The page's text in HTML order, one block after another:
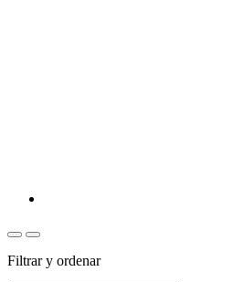
Filtrar y ordenar